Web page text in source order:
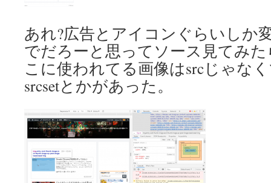
あれ?広告とアイコンぐらいしか
でだろーと思ってソース見てみ
こに使われてる画像はsrcじゃなく
srcsetとかがあった。